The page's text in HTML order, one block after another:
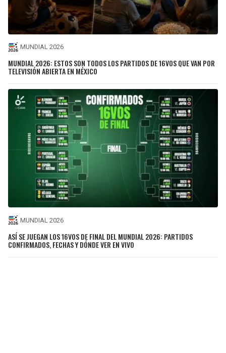
MUNDIAL 2026
MUNDIAL 2026: ESTOS SON TODOS LOS PARTIDOS DE 16VOS QUE VAN POR
TELEVISIÓN ABIERTA EN MÉXICO
MUNDIAL 2026
ASÍ SE JUEGAN LOS 16VOS DE FINAL DEL MUNDIAL 2026: PARTIDOS
CONFIRMADOS, FECHAS Y DÓNDE VER EN VIVO